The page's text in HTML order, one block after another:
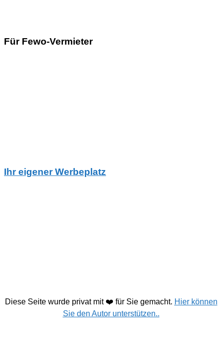
Für Fewo-Vermieter
Ihr eigener Werbeplatz
Diese Seite wurde privat mit ❤️ für Sie gemacht. Hier können
Sie den Autor unterstützen..